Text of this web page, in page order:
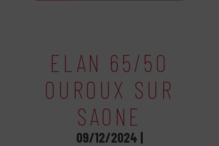
ELAN 65/50
OUROUX SUR
SAONE
09/12/2024 |